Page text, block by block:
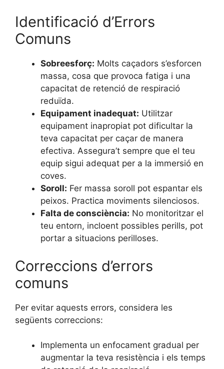
Identificació d’Errors
Comuns
Sobreesforç: Molts caçadors s’esforcen
massa, cosa que provoca fatiga i una
capacitat de retenció de respiració
reduïda.
Equipament inadequat: Utilitzar
equipament inapropiat pot dificultar la
teva capacitat per caçar de manera
efectiva. Assegura’t sempre que el teu
equip sigui adequat per a la immersió en
coves.
Soroll: Fer massa soroll pot espantar els
peixos. Practica moviments silenciosos.
Falta de consciència: No monitoritzar el
teu entorn, incloent possibles perills, pot
portar a situacions perilloses.
Correccions d’errors
comuns
Per evitar aquests errors, considera les
següents correccions:
Implementa un enfocament gradual per
augmentar la teva resistència i els temps